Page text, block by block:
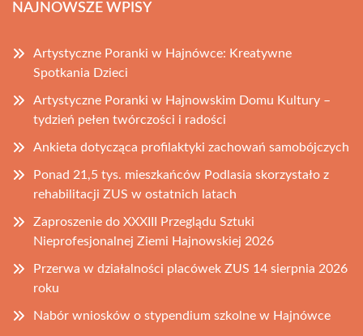
NAJNOWSZE WPISY
Artystyczne Poranki w Hajnówce: Kreatywne
Spotkania Dzieci
Artystyczne Poranki w Hajnowskim Domu Kultury –
tydzień pełen twórczości i radości
Ankieta dotycząca profilaktyki zachowań samobójczych
Ponad 21,5 tys. mieszkańców Podlasia skorzystało z
rehabilitacji ZUS w ostatnich latach
Zaproszenie do XXXIII Przeglądu Sztuki
Nieprofesjonalnej Ziemi Hajnowskiej 2026
Przerwa w działalności placówek ZUS 14 sierpnia 2026
roku
Nabór wniosków o stypendium szkolne w Hajnówce